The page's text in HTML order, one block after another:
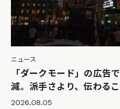
ニュース
「ダークモード」の広告
減。派手さより、伝わる
2026.08.05